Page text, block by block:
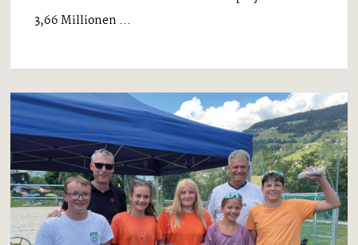
3,66 Millionen ...